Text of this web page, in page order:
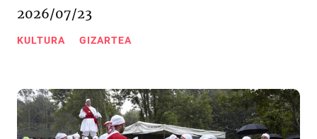
2026/07/23
KULTURA GIZARTEA